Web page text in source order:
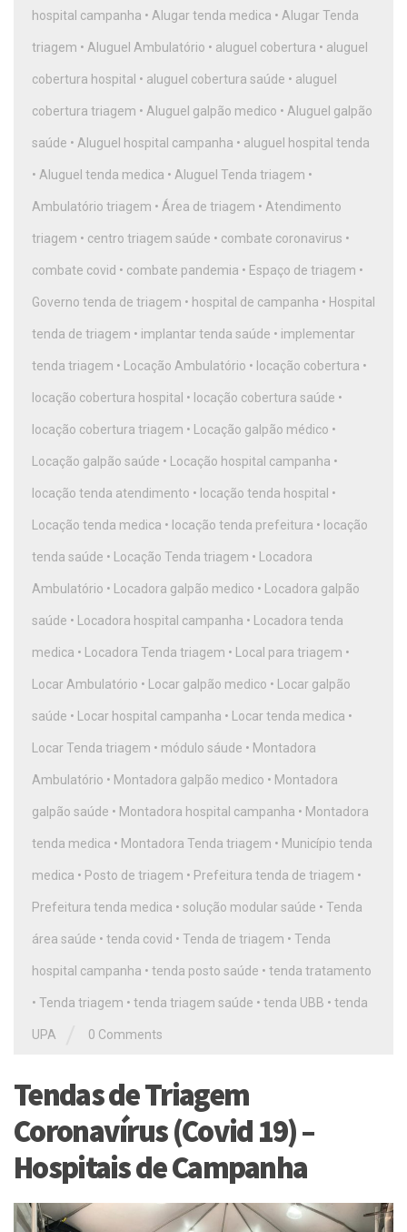
hospital campanha • Alugar tenda medica • Alugar Tenda
triagem • Aluguel Ambulatório • aluguel cobertura • aluguel
cobertura hospital • aluguel cobertura saúde • aluguel
cobertura triagem • Aluguel galpão medico • Aluguel galpão
saúde • Aluguel hospital campanha • aluguel hospital tenda
• Aluguel tenda medica • Aluguel Tenda triagem •
Ambulatório triagem • Área de triagem • Atendimento
triagem • centro triagem saúde • combate coronavirus •
combate covid • combate pandemia • Espaço de triagem •
Governo tenda de triagem • hospital de campanha • Hospital
tenda de triagem • implantar tenda saúde • implementar
tenda triagem • Locação Ambulatório • locação cobertura •
locação cobertura hospital • locação cobertura saúde •
locação cobertura triagem • Locação galpão médico •
Locação galpão saúde • Locação hospital campanha •
locação tenda atendimento • locação tenda hospital •
Locação tenda medica • locação tenda prefeitura • locação
tenda saúde • Locação Tenda triagem • Locadora
Ambulatório • Locadora galpão medico • Locadora galpão
saúde • Locadora hospital campanha • Locadora tenda
medica • Locadora Tenda triagem • Local para triagem •
Locar Ambulatório • Locar galpão medico • Locar galpão
saúde • Locar hospital campanha • Locar tenda medica •
Locar Tenda triagem • módulo sáude • Montadora
Ambulatório • Montadora galpão medico • Montadora
galpão saúde • Montadora hospital campanha • Montadora
tenda medica • Montadora Tenda triagem • Município tenda
medica • Posto de triagem • Prefeitura tenda de triagem •
Prefeitura tenda medica • solução modular saúde • Tenda
área saúde • tenda covid • Tenda de triagem • Tenda
hospital campanha • tenda posto saúde • tenda tratamento
• Tenda triagem • tenda triagem saúde • tenda UBB • tenda
UPA 0 Comments
Tendas de Triagem
Coronavírus (Covid 19) –
Hospitais de Campanha